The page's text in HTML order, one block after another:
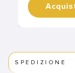
SPEDIZIONE